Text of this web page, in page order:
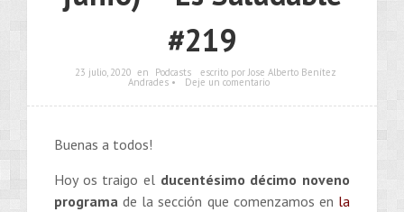
#219
23 julio, 2020 en Podcasts escrito por Jose Alberto Benítez
Andrades • Deje un comentario
Buenas a todos!
Hoy os traigo el ducentésimo décimo noveno
programade la sección que comenzamos en la